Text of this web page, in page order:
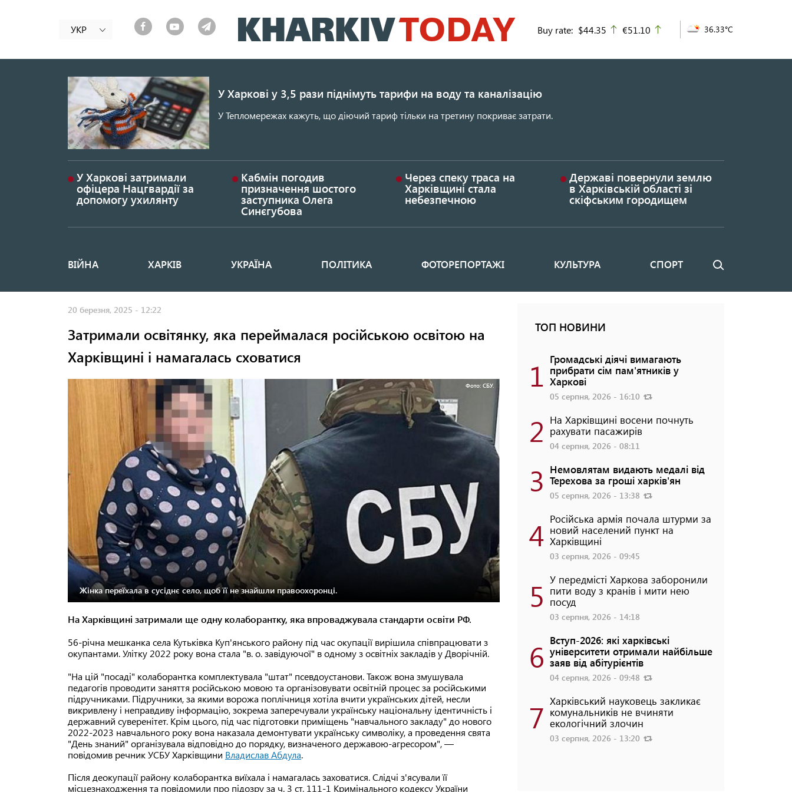
до
основного
УКР Buy rate: $44.35 up
€51.10 36.33°C
У Харкові у 3,5 рази піднімуть тарифи на воду та каналізацію
У Тепломережах кажуть, що діючий тариф тільки на третину покриває затрати.
У Харкові затримали
офіцера Нацгвардії за
допомогу ухилянту
Кабмін погодив
призначення шостого
заступника Олега
Синєгубова
Через спеку траса на
Харківщині стала
небезпечною
Державі повернули землю
в Харківській області зі
скіфським городищем
Основная
ВІЙНА ХАРКІВ УКРАЇНА ПОЛІТИКА ФОТОРЕПОРТАЖІ КУЛЬТУРА СПОРТ Пошук
20 березня, 2025 - 12:22
Затримали освітянку, яка переймалася російською освітою на
Харківщині і намагалась сховатися
Фото: СБУ.
Жінка переїхала в сусіднє село, щоб її не знайшли правоохоронці.
На Харківщині затримали ще одну колаборантку, яка впроваджувала стандарти освіти РФ.
56-річна мешканка села Кутьківка Куп'янського району під час окупації вирішила співпрацювати з
окупантами. Улітку 2022 року вона стала "в. о. завідуючої" в одному з освітніх закладів у Дворічній.
"На цій "посаді" колаборантка комплектувала "штат" псевдоустанови. Також вона змушувала
педагогів проводити заняття російською мовою та організовувати освітній процес за російськими
підручниками. Підручники, за якими ворожа поплічниця хотіла вчити українських дітей, несли
викривлену і неправдиву інформацію, зокрема заперечували українську національну ідентичність і
державний суверенітет. Крім цього, під час підготовки приміщень "навчального закладу" до нового
2022-2023 навчального року вона наказала демонтувати українську символіку, а проведення свята
"День знаний" організувала відповідно до порядку, визначеного державою-агресором", —
повідомив речник УСБУ Харківщини Владислав Абдула.
Після деокупації району колаборантка виїхала і намагалась заховатися. Слідчі з'ясували її
місцезнаходження та повідомили про підозру за ч. 3 ст. 111-1 Кримінального кодексу України
ТОП НОВИНИ
1 Громадські діячі вимагають
прибрати сім пам'ятників у
Харкові
05 серпня, 2026 - 16:10
2 На Харківщині восени почнуть
рахувати пасажирів
04 серпня, 2026 - 08:11
3 Немовлятам видають медалі від
Терехова за гроші харків'ян
05 серпня, 2026 - 13:38
4 Російська армія почала штурми за
новий населений пункт на
Харківщині
03 серпня, 2026 - 09:45
5 У передмісті Харкова заборонили
пити воду з кранів і мити нею
посуд
03 серпня, 2026 - 14:18
6 Вступ-2026: які харківські
університети отримали найбільше
заяв від абітурієнтів
04 серпня, 2026 - 09:48
7 Харківський науковець закликає
комунальників не вчиняти
екологічний злочин
03 серпня, 2026 - 13:20